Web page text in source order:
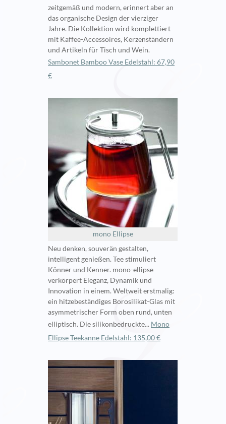
zeitgemäß und modern, erinnert aber an
das organische Design der vierziger
Jahre. Die Kollektion wird komplettiert
mit Kaffee-Accessoires, Kerzenständern
und Artikeln für Tisch und Wein.
Sambonet Bamboo Vase Edelstahl: 67,90
€
mono Ellipse
Neu denken, souverän gestalten,
intelligent genießen. Tee stimuliert
Könner und Kenner. mono-ellipse
verkörpert Eleganz, Dynamik und
Innovation in einem. Weltweit erstmalig:
ein hitzebeständiges Borosilikat-Glas mit
asymmetrischer Form oben rund, unten
elliptisch. Die silikonbedruckte... Mono
Ellipse Teekanne Edelstahl: 135,00 €